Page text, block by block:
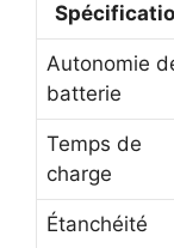
Autonomie
batterie
Temps de
charge
Étanchéité